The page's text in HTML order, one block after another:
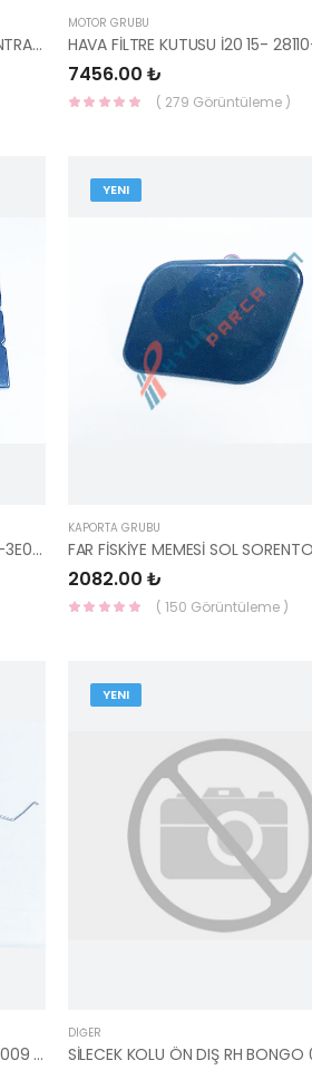
ROT BAŞI SOL İ30 / CEED 12 -> / ELANTRA 11->-
MOTOR GRUBU
7456.00 ₺
( 279 Görüntüleme )
AKÜ TABLASI SORENTO 02-06 37150-3E000-HMC
YENI
KAPORTA GRUBU
2082.00 ₺
( 150 Görüntüleme )
KAPI KİLİDİ ÖN SOL SORENTO 2002-2009 81310-3E000-HMC
YENI
DIĞER